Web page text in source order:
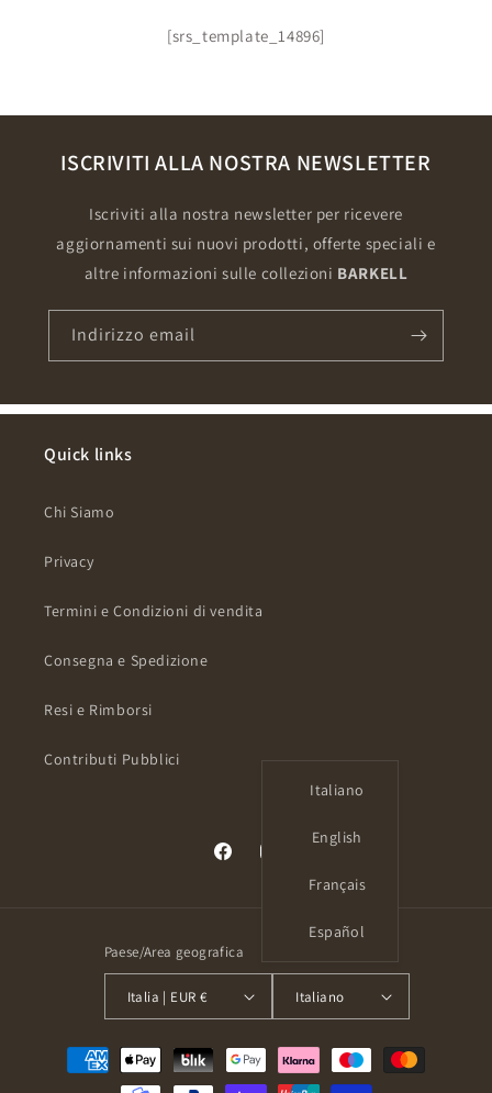
[srs_template_14896]
ISCRIVITI ALLA NOSTRA NEWSLETTER
Iscriviti alla nostra newsletter per ricevere
aggiornamenti sui nuovi prodotti, offerte speciali e
altre informazioni sulle collezioni BARKELL
Indirizzo email
Quick links
Chi Siamo
Privacy
Termini e Condizioni di vendita
Consegna e Spedizione
Resi e Rimborsi
Contributi Pubblici
FacebookInstagram
Paese/Area geografica
Italia | EUR € Italiano
Italiano
English
Français
Español
Metodi